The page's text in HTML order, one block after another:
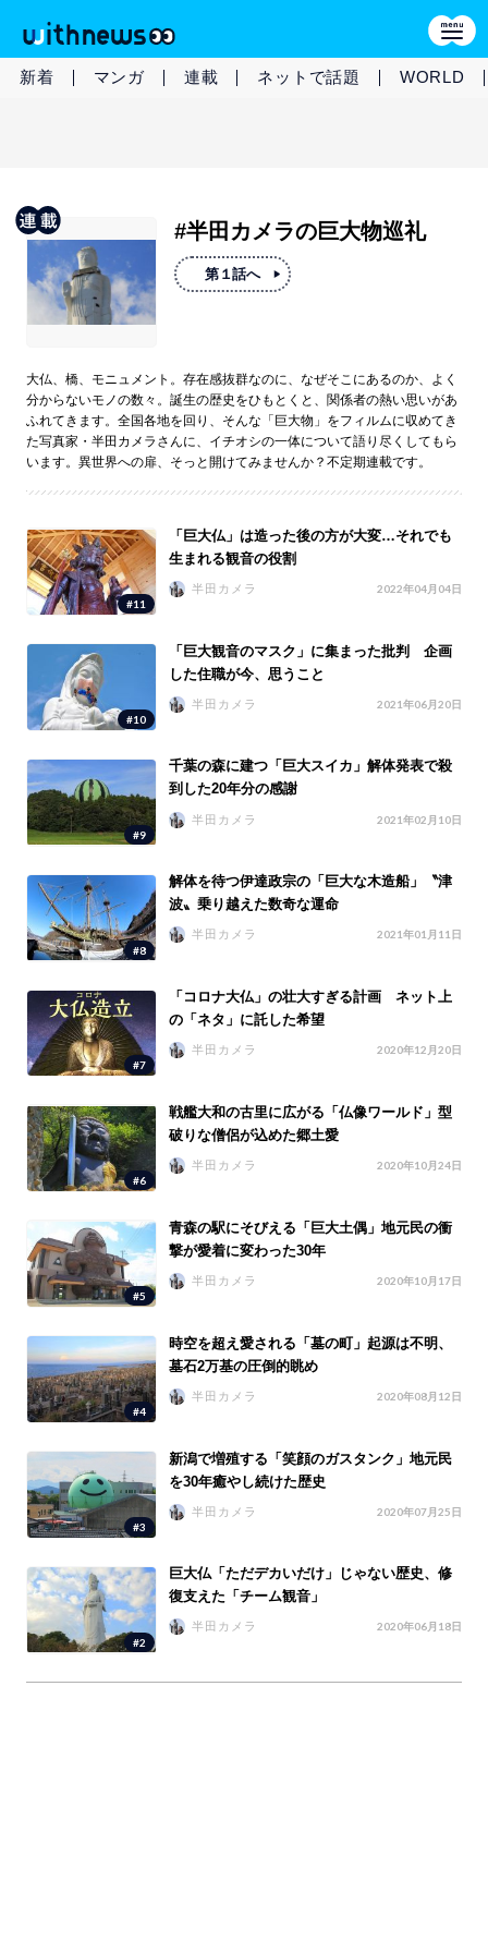
新着 マンガ 連載 ネットで話題 WORLD
#半田カメラの巨大物巡礼
第１話へ
大仏、橋、モニュメント。存在感抜群なのに、なぜそこにあるのか、よく
分からないモノの数々。誕生の歴史をひもとくと、関係者の熱い思いがあ
ふれてきます。全国各地を回り、そんな「巨大物」をフィルムに収めてき
た写真家・半田カメラさんに、イチオシの一体について語り尽くしてもら
います。異世界への扉、そっと開けてみませんか？不定期連載です。
#11
「巨大仏」は造った後の方が大変…それでも
生まれる観音の役割
半田カメラ 2022年04月04日
#10
「巨大観音のマスク」に集まった批判 企画
した住職が今、思うこと
半田カメラ 2021年06月20日
#9
千葉の森に建つ「巨大スイカ」解体発表で殺
到した20年分の感謝
半田カメラ 2021年02月10日
#8
解体を待つ伊達政宗の「巨大な木造船」〝津
波〟乗り越えた数奇な運命
半田カメラ 2021年01月11日
#7
「コロナ大仏」の壮大すぎる計画 ネット上
の「ネタ」に託した希望
半田カメラ 2020年12月20日
#6
戦艦大和の古里に広がる「仏像ワールド」型
破りな僧侶が込めた郷土愛
半田カメラ 2020年10月24日
#5
青森の駅にそびえる「巨大土偶」地元民の衝
撃が愛着に変わった30年
半田カメラ 2020年10月17日
#4
時空を超え愛される「墓の町」起源は不明、
墓石2万基の圧倒的眺め
半田カメラ 2020年08月12日
#3
新潟で増殖する「笑顔のガスタンク」地元民
を30年癒やし続けた歴史
半田カメラ 2020年07月25日
#2
巨大仏「ただデカいだけ」じゃない歴史、修
復支えた「チーム観音」
半田カメラ 2020年06月18日